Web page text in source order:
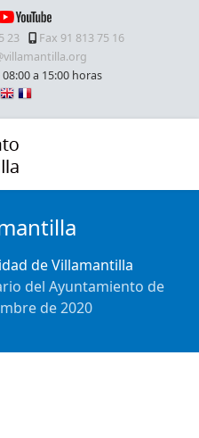
23
Fax 91 813 75 16
a 15:00 horas
de Villamantilla
del Ayuntamiento de
de 2020